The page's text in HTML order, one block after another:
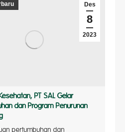
Des
8
2023
PT SAL Gelar
dan Program Penurunan
pertumbuhan dan